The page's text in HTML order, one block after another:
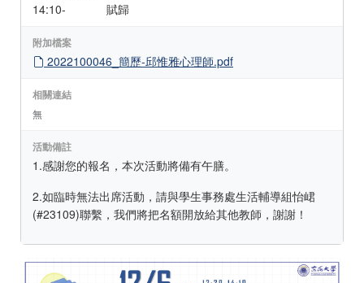
14:10- 賦歸
附加檔案
2022100046_簡歷-邱惟雅心理師.pdf
相關連結
無
活動備註
1.感謝您的報名，本次活動將備有午膳。
2.如臨時無法出席活動，請與學生事務處生活輔導組怡峮
(#23109)聯繫，我們將把名額開放給其他教師，謝謝！